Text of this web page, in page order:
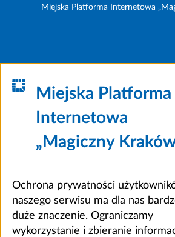
Miejska Platforma Internetowa
Miejska Platforma
Internetowa
„Magiczny
Ochrona prywatności
naszego serwisu ma dla nas
duże znaczenie. Ograniczamy
wykorzystanie i zbieranie